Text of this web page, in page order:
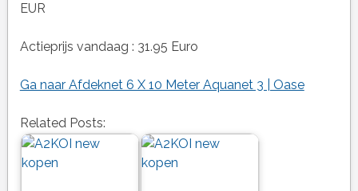
EUR
Actieprijs vandaag : 31.95 Euro
Ga naar Afdeknet 6 X 10 Meter Aquanet 3 | Oase
Related Posts: